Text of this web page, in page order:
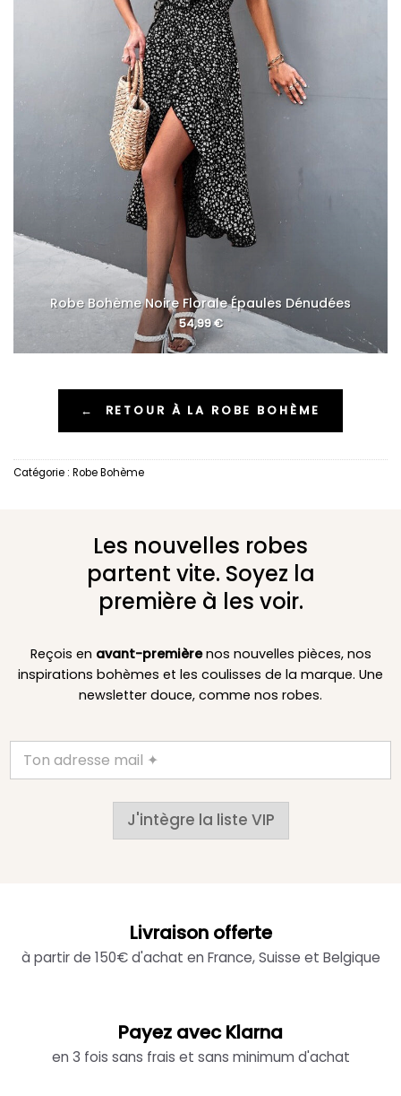
Robe Bohème Noire Florale Épaules Dénudées
54,99€
← RETOUR À LA ROBE BOHÈME
Catégorie : Robe Bohème
Les nouvelles robes
partent vite. Soyez la
première à les voir.
Reçois en avant-premièrenos nouvelles pièces, nos
inspirations bohèmes et les coulisses de la marque. Une
newsletter douce, comme nos robes.
J'intègre la liste VIP
Livraison offerte
à partir de 150€ d'achat en France, Suisse et Belgique
Payez avec Klarna
en 3 fois sans frais et sans minimum d'achat